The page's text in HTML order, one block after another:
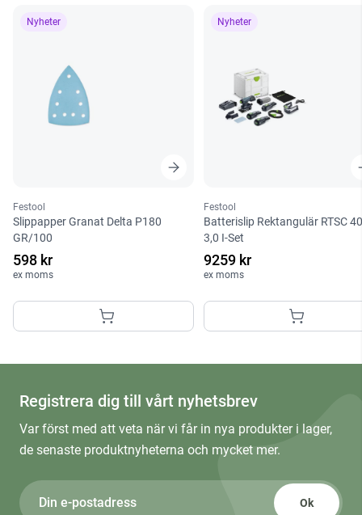
Nyheter
Festool
Slippapper Granat Delta P180
GR/100
598 kr
ex moms
Nyheter
Festool
Batterislip Rektangulär RTSC
3,0 I-Set
9259 kr
ex moms
Registrera dig till vårt nyhetsbrev
Var först med att veta när vi får in nya produkter i lager,
de senaste produktnyheterna och mycket mer.
Ok